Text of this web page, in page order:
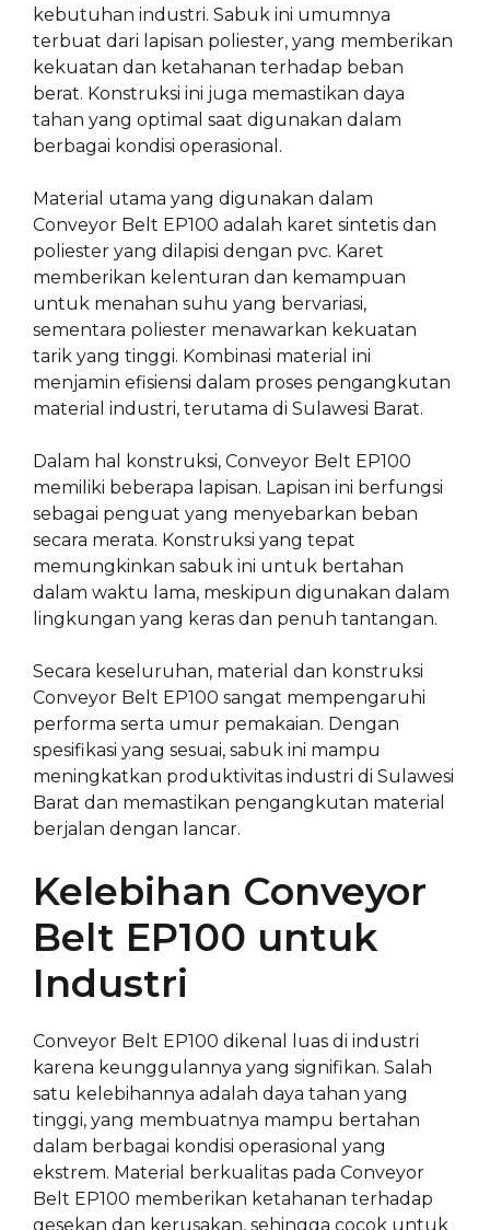
kebutuhan industri. Sabuk ini umumnya
terbuat dari lapisan poliester, yang memberikan
kekuatan dan ketahanan terhadap beban
berat. Konstruksi ini juga memastikan daya
tahan yang optimal saat digunakan dalam
berbagai kondisi operasional.
Material utama yang digunakan dalam
Conveyor Belt EP100 adalah karet sintetis dan
poliester yang dilapisi dengan pvc. Karet
memberikan kelenturan dan kemampuan
untuk menahan suhu yang bervariasi,
sementara poliester menawarkan kekuatan
tarik yang tinggi. Kombinasi material ini
menjamin efisiensi dalam proses pengangkutan
material industri, terutama di Sulawesi Barat.
Dalam hal konstruksi, Conveyor Belt EP100
memiliki beberapa lapisan. Lapisan ini berfungsi
sebagai penguat yang menyebarkan beban
secara merata. Konstruksi yang tepat
memungkinkan sabuk ini untuk bertahan
dalam waktu lama, meskipun digunakan dalam
lingkungan yang keras dan penuh tantangan.
Secara keseluruhan, material dan konstruksi
Conveyor Belt EP100 sangat mempengaruhi
performa serta umur pemakaian. Dengan
spesifikasi yang sesuai, sabuk ini mampu
meningkatkan produktivitas industri di Sulawesi
Barat dan memastikan pengangkutan material
berjalan dengan lancar.
Kelebihan Conveyor
Belt EP100 untuk
Industri
Conveyor Belt EP100 dikenal luas di industri
karena keunggulannya yang signifikan. Salah
satu kelebihannya adalah daya tahan yang
tinggi, yang membuatnya mampu bertahan
dalam berbagai kondisi operasional yang
ekstrem. Material berkualitas pada Conveyor
Belt EP100 memberikan ketahanan terhadap
gesekan dan kerusakan, sehingga cocok untuk